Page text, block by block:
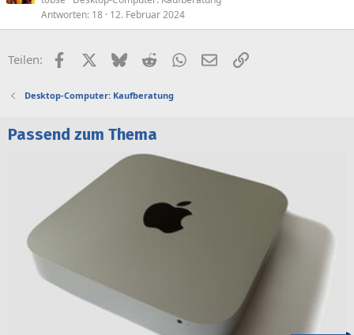
Antworten 18 12. Februar 2024
Teilen: FacebookX (Twitter)
BlueskyRedditWhatsApp
E-MailLink
Desktop-Computer: Kaufberatung
Passend zum Thema